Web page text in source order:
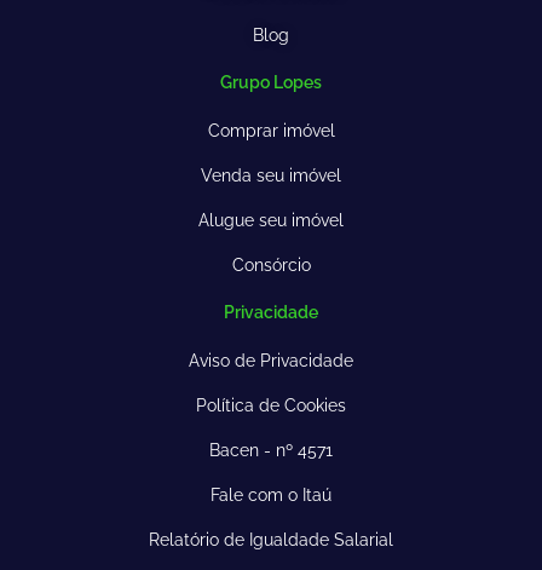
Blog
Grupo Lopes
Comprar imóvel
Venda seu imóvel
Alugue seu imóvel
Consórcio
Privacidade
Aviso de Privacidade
Política de Cookies
Bacen - nº 4571
Fale com o Itaú
Relatório de Igualdade Salarial